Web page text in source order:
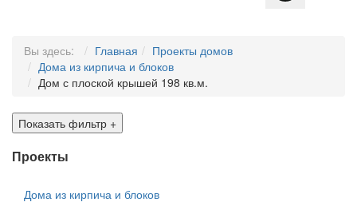
Вы здесь: Главная
Проекты домов
Дома из кирпича и блоков
Дом с плоской крышей 198 кв.м.
Показать фильтр +
Проекты
Дома из кирпича и блоков